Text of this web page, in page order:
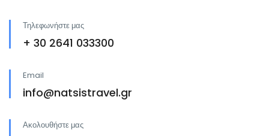
Τηλεφωνήστε μας
+ 30 2641 033300
Email
info@natsistravel.gr
Ακολουθήστε μας